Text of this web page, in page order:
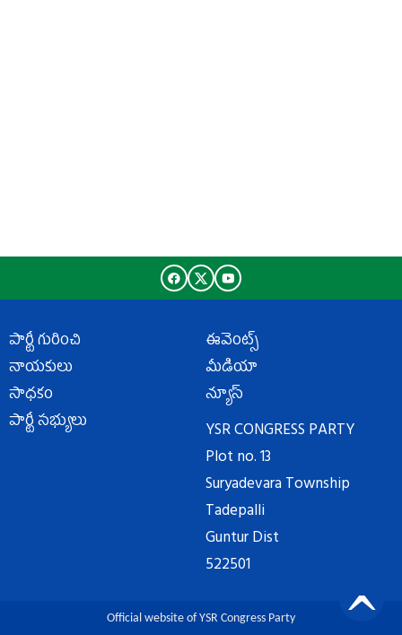
పార్టీ గురించి
నాయకులు
సాధకం
పార్టీ సభ్యులు
ఈవెంట్స్
మీడియా
న్యూస్
YSR CONGRESS PARTY
Plot no. 13
Suryadevara Township
Tadepalli
Guntur Dist
522501
Official website of YSR Congress Party